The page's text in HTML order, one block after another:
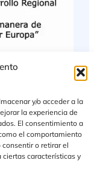
y/o acceder a la
la experiencia de
El consentimiento a
el comportamiento
o retirar el
características y
DE DESARROLLO